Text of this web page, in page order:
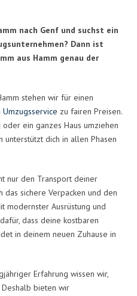
nach Genf und suchst ein
Dann ist
aus Hamm genau der
stehen wir für einen
Umzugsservice zu fairen Preisen.
ein ganzes Haus umziehen
unterstützt dich in allen Phasen
nur den Transport deiner
das sichere Verpacken und den
modernster Ausrüstung und
dass deine kostbaren
in deinem neuen Zuhause in
Erfahrung wissen wir,
bieten wir